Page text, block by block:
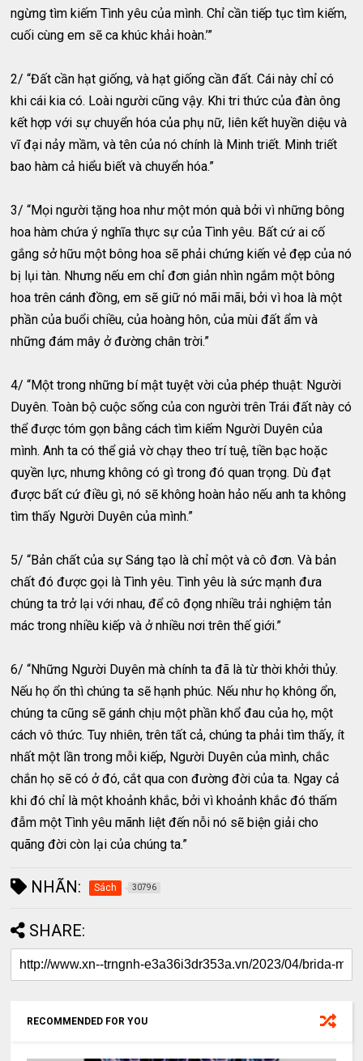
ngừng tìm kiếm Tình yêu của mình. Chỉ cần tiếp tục tìm kiếm,
cuối cùng em sẽ ca khúc khải hoàn.’”
2/ “Đất cần hạt giống, và hạt giống cần đất. Cái này chỉ có
khi cái kia có. Loài người cũng vậy. Khi tri thức của đàn ông
kết hợp với sự chuyển hóa của phụ nữ, liên kết huyền diệu và
vĩ đại nảy mầm, và tên của nó chính là Minh triết. Minh triết
bao hàm cả hiểu biết và chuyển hóa.”
3/ “Mọi người tặng hoa như một món quà bởi vì những bông
hoa hàm chứa ý nghĩa thực sự của Tình yêu. Bất cứ ai cố
gắng sở hữu một bông hoa sẽ phải chứng kiến vẻ đẹp của nó
bị lụi tàn. Nhưng nếu em chỉ đơn giản nhìn ngắm một bông
hoa trên cánh đồng, em sẽ giữ nó mãi mãi, bởi vì hoa là một
phần của buổi chiều, của hoàng hôn, của mùi đất ẩm và
những đám mây ở đường chân trời.”
4/ “Một trong những bí mật tuyệt vời của phép thuật: Người
Duyên. Toàn bộ cuộc sống của con người trên Trái đất này có
thể được tóm gọn bằng cách tìm kiếm Người Duyên của
mình. Anh ta có thể giả vờ chạy theo trí tuệ, tiền bạc hoặc
quyền lực, nhưng không có gì trong đó quan trọng. Dù đạt
được bất cứ điều gì, nó sẽ không hoàn hảo nếu anh ta không
tìm thấy Người Duyên của mình.”
5/ “Bản chất của sự Sáng tạo là chỉ một và cô đơn. Và bản
chất đó được gọi là Tình yêu. Tình yêu là sức mạnh đưa
chúng ta trở lại với nhau, để cô đọng nhiều trải nghiệm tản
mác trong nhiều kiếp và ở nhiều nơi trên thế giới.”
6/ “Những Người Duyên mà chính ta đã là từ thời khởi thủy.
Nếu họ ổn thì chúng ta sẽ hạnh phúc. Nếu như họ không ổn,
chúng ta cũng sẽ gánh chịu một phần khổ đau của họ, một
cách vô thức. Tuy nhiên, trên tất cả, chúng ta phải tìm thấy, ít
nhất một lần trong mỗi kiếp, Người Duyên của mình, chắc
chắn họ sẽ có ở đó, cắt qua con đường đời của ta. Ngay cả
khi đó chỉ là một khoảnh khắc, bởi vì khoảnh khắc đó thấm
đẫm một Tình yêu mãnh liệt đến nỗi nó sẽ biện giải cho
quãng đời còn lại của chúng ta.”
NHÃN: Sách 30796
SHARE:
RECOMMENDED FOR YOU